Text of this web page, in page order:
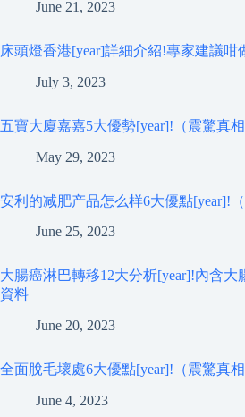
June 21, 2023
床頭燈香港[year]詳細介紹!專家建議
July 3, 2023
五寶大廈嘉嘉5大優勢[year]!（震驚真相
May 29, 2023
安利的减肥产品怎么样6大優點[year]!
June 25, 2023
大腸癌淋巴轉移12大分析[year]!內含大
資料
June 20, 2023
全面脫毛壞處6大優點[year]!（震驚真相
June 4, 2023